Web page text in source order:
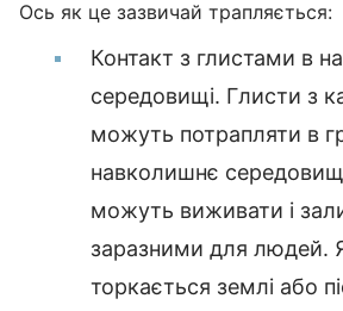
Ось як це зазвичай трапляється:
Контакт з глистами в
середовищі. Глисти з
можуть потрапляти в
навколишнє
можуть виживати і
заразними для людей.
торкається землі або